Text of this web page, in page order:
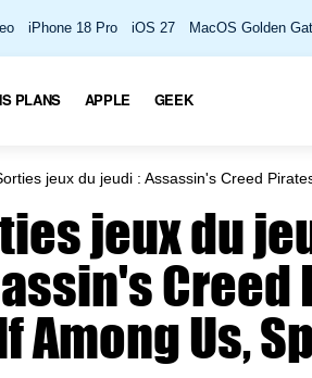
iPhone 18 Pro iOS 27 MacOS Golden
PLANS APPLE GEEK
jeux du jeudi : Assassin's Creed
jeux du
Creed
Among Us,